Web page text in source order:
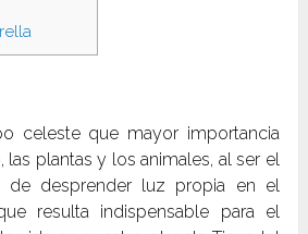
celeste que mayor importancia
las plantas y los animales, al ser el
de desprender luz propia en el
resulta indispensable para el